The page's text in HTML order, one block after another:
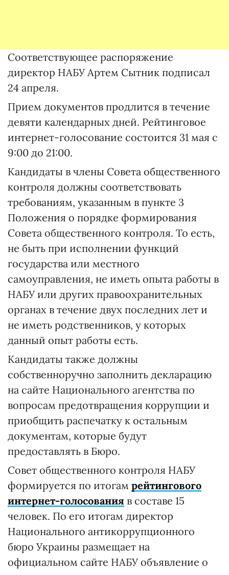
Соответствующее распоряжение
директор НАБУ Артем Сытник подписал
24 апреля.
Прием документов продлится в течение
девяти календарных дней. Рейтинговое
интернет-голосование состоится 31 мая с
9:00 до 21:00.
Кандидаты в члены Совета общественного
контроля должны соответствовать
требованиям, указанным в пункте 3
Положения о порядке формирования
Совета общественного контроля. То есть,
не быть при исполнении функций
государства или местного
самоуправления, не иметь опыта работы в
НАБУ или других правоохранительных
органах в течение двух последних лет и
не иметь родственников, у которых
данный опыт работы есть.
Кандидаты также должны
собственноручно заполнить декларацию
на сайте Национального агентства по
вопросам предотвращения коррупции и
приобщить распечатку к остальным
документам, которые будут
предоставлять в Бюро.
Совет общественного контроля НАБУ
формируется по итогам рейтингового
интернет-голосования в составе 15
человек. По его итогам директор
Национального антикоррупционного
бюро Украины размещает на
официальном сайте НАБУ объявление о